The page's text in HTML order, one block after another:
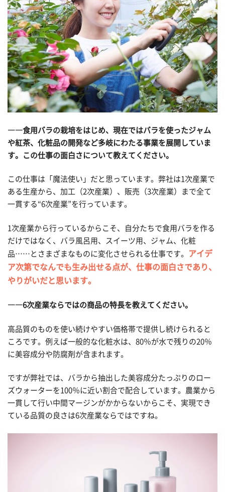
――食用バラの栽培をはじめ、現在ではバラを使ったジャム
や紅茶、化粧品の開発など多岐にわたる事業を展開していま
す。この仕事の面白さについて教えてください。
この仕事は「魔法使い」だと思っています。弊社は1次産業で
ある生産から、加工（2次産業）、販売（3次産業）まで全て
一貫する“6次産業”を行っています。
1次産業から行っているからこそ、自分たちで食用バラを作る
だけではなく、バラ風呂用、スイーツ用、ジャム、化粧
品……とさまざまなものに変化させられる仕事です。
アイデ
ア次第でなんでも生み出せる点が、仕事の面白さであり、
やりがいだと思います。
――6次産業ならではの商品の特長を教えてください。
高品質のものを使い続けやすい価格帯で提供し続けられると
ころです。例えば一般的な化粧水は、80％が水で残りの20％
に美容成分や防腐剤が含まれます。
ですが弊社では、バラから抽出した美容成分たっぷりのロー
ズウォーターを100％に近い割合で配合しています。農業から
一貫して行い中間マージンがかからないからこそ、実現でき
ている品質の良さは6次産業ならではですね。